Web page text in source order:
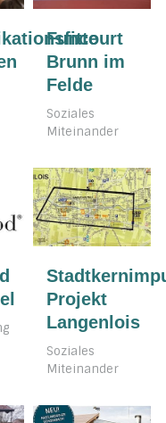
Funcourt
Brunn im
Felde
Soziales
Miteinander
Projekt
Langenlois
Soziales
Miteinander